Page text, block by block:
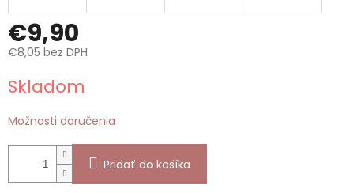
€9,90
€8,05 bez DPH
cena:
Skladom
Možnosti doručenia
Pridať do košíka